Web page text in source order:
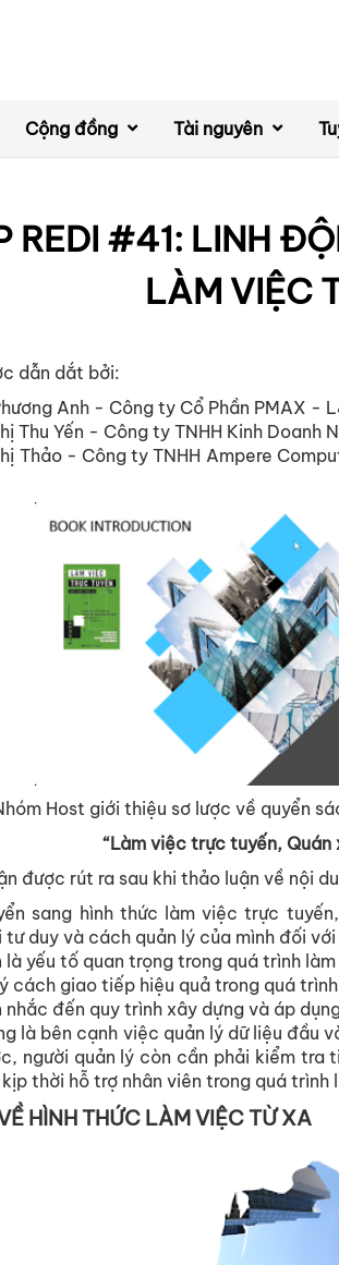
Cộng đồng Tài nguyên
REDI #41: LINH
LÀM VIỆC
dẫn dắt bởi:
Anh - Công ty Cổ Phần PMAX -
Thu Yến - Công ty TNHH Kinh Doanh
Thảo - Công ty TNHH Ampere
Host giới thiệu sơ lược về quyển
“Làm việc trực tuyến, Quán
được rút ra sau khi thảo luận về nội
sang hình thức làm việc trực
duy và cách quản lý của mình đối với
là yếu tố quan trọng trong quá trình
cách giao tiếp hiệu quả trong quá
nhắc đến quy trình xây dựng và áp
là bên cạnh việc quản lý dữ liệu đầu
người quản lý còn cần phải kiểm tra
thời hỗ trợ nhân viên trong quá trình
HÌNH THỨC LÀM VIỆC TỪ XA